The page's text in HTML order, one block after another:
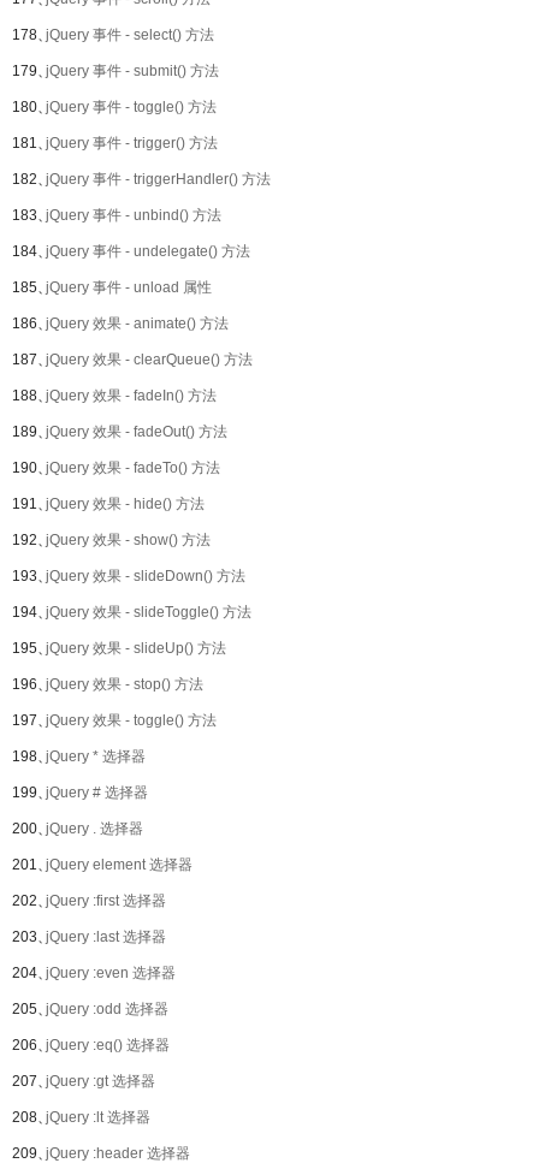
178、jQuery 事件 - select() 方法
179、jQuery 事件 - submit() 方法
180、jQuery 事件 - toggle() 方法
181、jQuery 事件 - trigger() 方法
182、jQuery 事件 - triggerHandler() 方法
183、jQuery 事件 - unbind() 方法
184、jQuery 事件 - undelegate() 方法
185、jQuery 事件 - unload 属性
186、jQuery 效果 - animate() 方法
187、jQuery 效果 - clearQueue() 方法
188、jQuery 效果 - fadeIn() 方法
189、jQuery 效果 - fadeOut() 方法
190、jQuery 效果 - fadeTo() 方法
191、jQuery 效果 - hide() 方法
192、jQuery 效果 - show() 方法
193、jQuery 效果 - slideDown() 方法
194、jQuery 效果 - slideToggle() 方法
195、jQuery 效果 - slideUp() 方法
196、jQuery 效果 - stop() 方法
197、jQuery 效果 - toggle() 方法
198、jQuery * 选择器
199、jQuery # 选择器
200、jQuery . 选择器
201、jQuery element 选择器
202、jQuery :first 选择器
203、jQuery :last 选择器
204、jQuery :even 选择器
205、jQuery :odd 选择器
206、jQuery :eq() 选择器
207、jQuery :gt 选择器
208、jQuery :lt 选择器
209、jQuery :header 选择器